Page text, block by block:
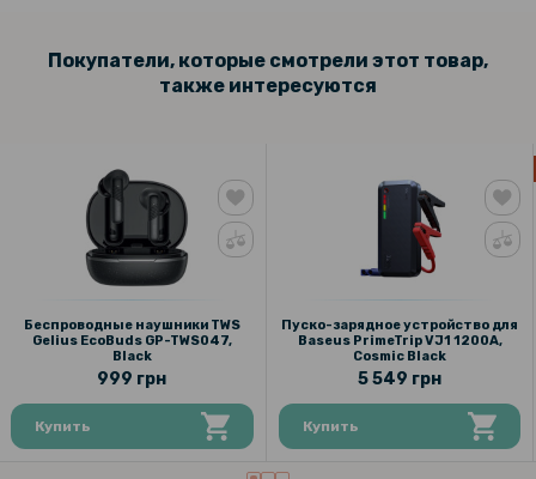
Покупатели, которые смотрели этот товар,
также интересуются
Беспроводные наушники TWS
Gelius EcoBuds GP-TWS047,
Black
999 грн
Купить
Пуско-зарядное устройство для
Baseus PrimeTrip VJ1 1200A,
Cosmic Black
5 549 грн
Купить